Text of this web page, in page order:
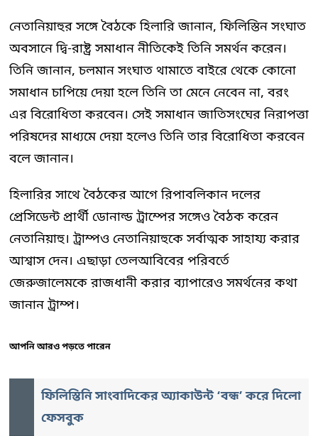
নেতানিয়াহুর সঙ্গে বৈঠকে হিলারি জানান, ফিলিস্তিন সংঘাত
অবসানে দ্বি-রাষ্ট্র সমাধান নীতিকেই তিনি সমর্থন করেন।
তিনি জানান, চলমান সংঘাত থামাতে বাইরে থেকে কোনো
সমাধান চাপিয়ে দেয়া হলে তিনি তা মেনে নেবেন না, বরং
এর বিরোধিতা করবেন। সেই সমাধান জাতিসংঘের নিরাপত্তা
পরিষদের মাধ্যমে দেয়া হলেও তিনি তার বিরোধিতা করবেন
বলে জানান।
হিলারির সাথে বৈঠকের আগে রিপাবলিকান দলের
প্রেসিডেন্ট প্রার্থী ডোনাল্ড ট্রাম্পের সঙ্গেও বৈঠক করেন
নেতানিয়াহু। ট্রাম্পও নেতানিয়াহুকে সর্বাত্মক সাহায্য করার
আশ্বাস দেন। এছাড়া তেলআবিবের পরিবর্তে
জেরুজালেমকে রাজধানী করার ব্যাপারেও সমর্থনের কথা
জানান ট্রাম্প।
আপনি আরও পড়তে পারেন
ফিলিস্তিনি সাংবাদিকের অ্যাকাউন্ট ‘বন্ধ’ করে দিলো
ফেসবুক